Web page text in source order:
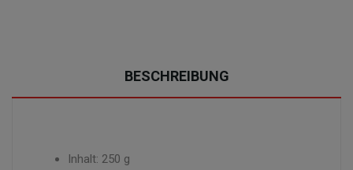
BESCHREIBUNG
Inhalt: 250 g